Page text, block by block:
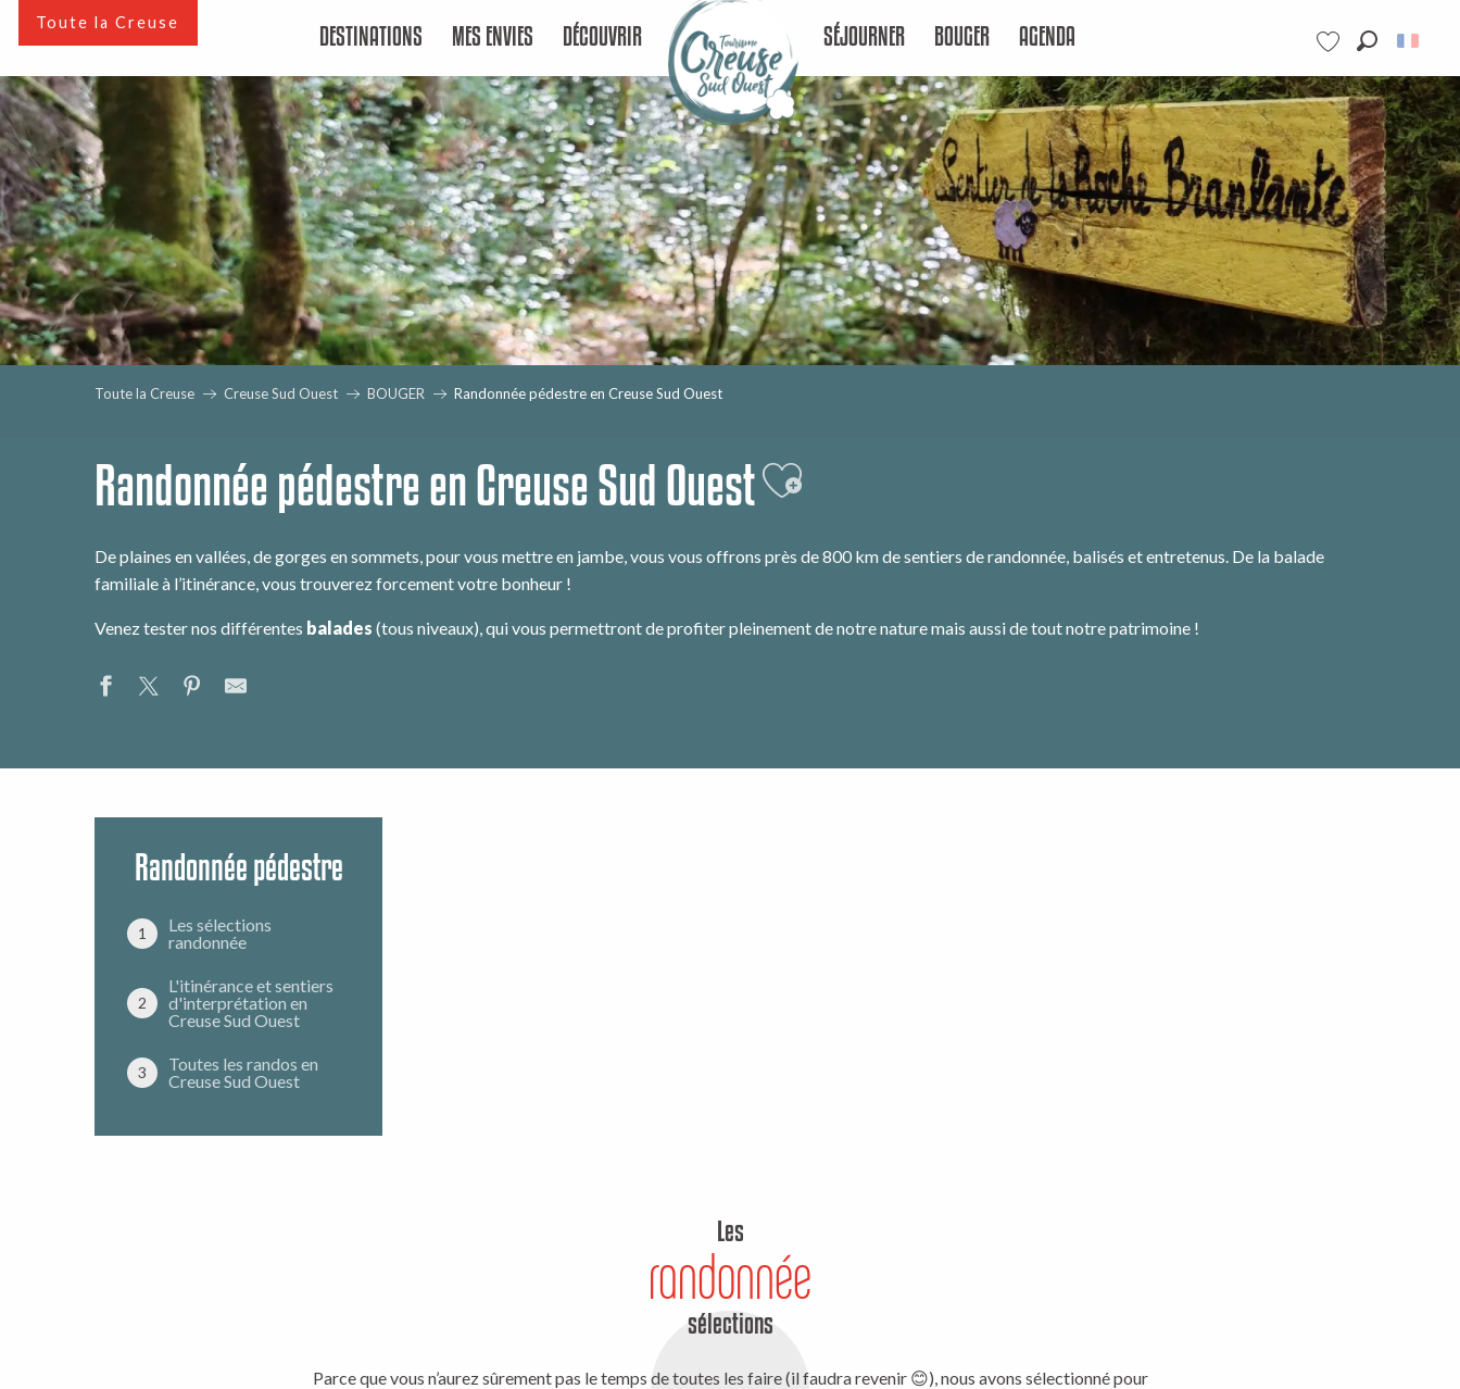
principal
Voir les favoris
Toute la Creuse DESTINATIONS MES ENVIES DÉCOUVRIR SÉJOURNER BOUGER AGENDA
Toute la Creuse Creuse Sud Ouest BOUGER Randonnée pédestre en Creuse Sud Ouest
Randonnée pédestre en Creuse Sud OuestAjouter aux favoris
De plaines en vallées, de gorges en sommets, pour vous mettre en jambe, vous vous offrons près de 800 km de sentiers de randonnée, balisés et entretenus. De la balade
familiale à l’itinérance, vous trouverez forcement votre bonheur !
Venez tester nos différentes balades (tous niveaux), qui vous permettront de profiter pleinement de notre nature mais aussi de tout notre patrimoine !
Randonnée pédestre
1
Les sélections
randonnée
2
L'itinérance et sentiers
d'interprétation en
Creuse Sud Ouest
3
Toutes les randos en
Creuse Sud Ouest
Les
randonnée
sélections
Parce que vous n’aurez sûrement pas le temps de toutes les faire (il faudra revenir 😊), nous avons sélectionné pour